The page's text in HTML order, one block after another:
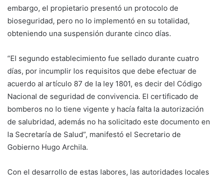
embargo, el propietario presentó un protocolo de
bioseguridad, pero no lo implementó en su totalidad,
obteniendo una suspensión durante cinco días.
“El segundo establecimiento fue sellado durante cuatro
días, por incumplir los requisitos que debe efectuar de
acuerdo al artículo 87 de la ley 1801, es decir del Código
Nacional de seguridad de convivencia. El certificado de
bomberos no lo tiene vigente y hacía falta la autorización
de salubridad, además no ha solicitado este documento en
la Secretaría de Salud”, manifestó el Secretario de
Gobierno Hugo Archila.
Con el desarrollo de estas labores, las autoridades locales